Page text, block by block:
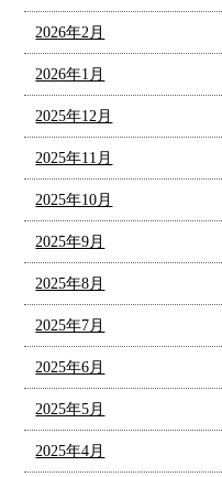
2026年2月
2026年1月
2025年12月
2025年11月
2025年10月
2025年9月
2025年8月
2025年7月
2025年6月
2025年5月
2025年4月